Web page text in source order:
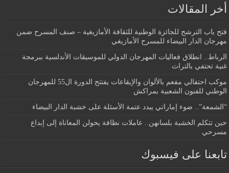
أخر المقالات
فتح باب الترشح للجائزة الوطنية للثقافة الأمازيغية – صنف المسرح ضمن
مهرجان الدار البيضاء للمسرح الأمازيغي
الرباط.. انطلاق فعاليات المهرجان الدولي للموسيقات الأندلسية ببرمجة
غنية تحتفي بالتراث
موكب احتفالي مفعم بالألوان والإيقاعات يفتتح الدورة ال55 للمهرجان
الوطني للفنون الشعبية بمراكش
“الشمعة”.. ضوء إماراتي يبدد عتمة الأسئلة على خشبة الدار البيضاء
حين تتكلم الخشبة بلسانهن.. عاملات نظافة يحولن المعاناة إلى إبداع
مسرحي
تابعنا على فيسبوك